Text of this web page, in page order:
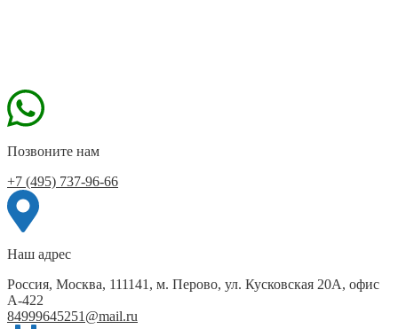
Позвоните нам
+7 (495) 737-96-66
Наш адрес
Россия, Москва, 111141, м. Перово, ул. Кусковская 20А, офис
А-422
84999645251@mail.ru